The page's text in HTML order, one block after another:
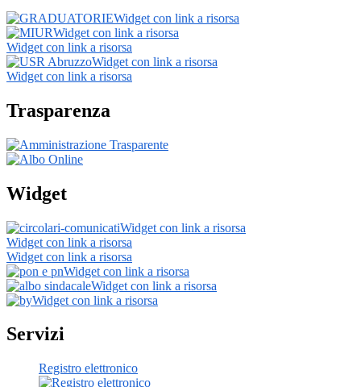
Widget con link a risorsa
Widget con link a risorsa
Widget con link a risorsa
Widget con link a risorsa
Widget con link a risorsa
Trasparenza
Widget
Widget con link a risorsa
Widget con link a risorsa
Widget con link a risorsa
Widget con link a risorsa
Widget con link a risorsa
Widget con link a risorsa
Servizi
Registro elettronico